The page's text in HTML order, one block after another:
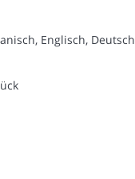
Englisch, Deutsch